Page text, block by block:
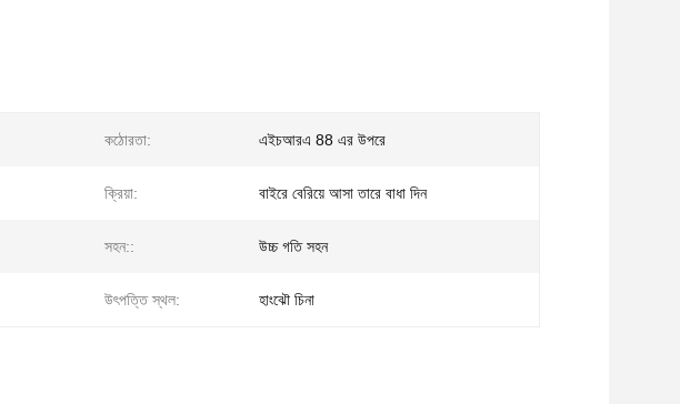
কঠোরতা: এইচআরএ 88 এর উপরে
ক্রিয়া: বাইরে বেরিয়ে আসা তারে বাধা দিন
সহন:: উচ্চ গতি সহন
উৎপত্তি স্থল: হাংঝৌ চিনা